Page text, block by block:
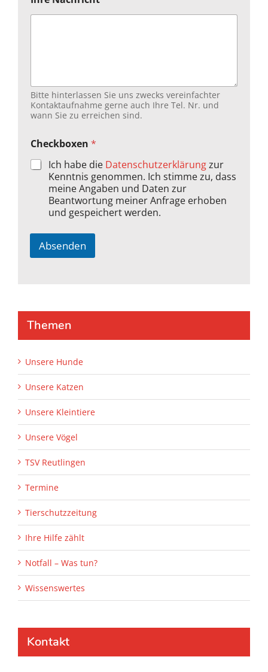
t
d
e
s
u
s
w
ä
Bitte hinterlassen Sie uns zwecks vereinfachter
Kontaktaufnahme gerne auch Ihre Tel. Nr. und
wann Sie zu erreichen sind.
Checkboxen *
Ich habe die Datenschutzerklärungzur
Kenntnis genommen. Ich stimme zu, dass
meine Angaben und Daten zur
Beantwortung meiner Anfrage erhoben
und gespeichert werden.
Absenden
r
n
t
i
v
e
:
Themen
Unsere Hunde
Unsere Katzen
Unsere Kleintiere
Unsere Vögel
TSV Reutlingen
Termine
Tierschutzzeitung
Ihre Hilfe zählt
Notfall – Was tun?
Wissenswertes
Kontakt